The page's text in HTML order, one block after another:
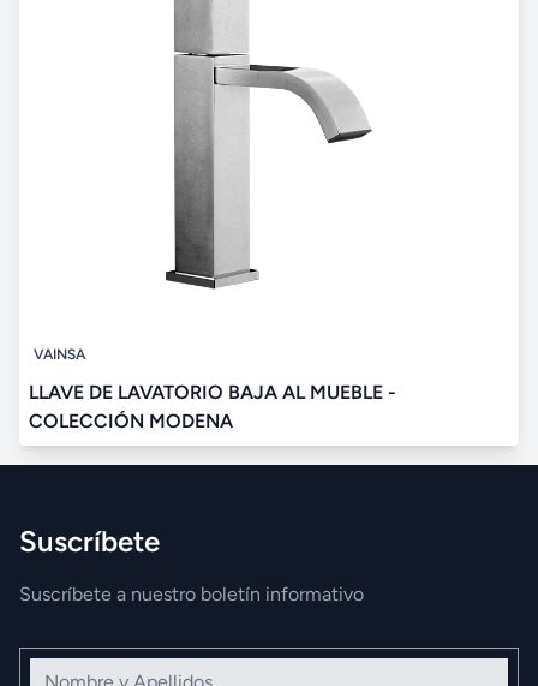
VAINSA
LLAVE DE LAVATORIO BAJA AL MUEBLE -
COLECCIÓN MODENA
Suscríbete
Suscríbete a nuestro boletín informativo
Nombre y Apellidos